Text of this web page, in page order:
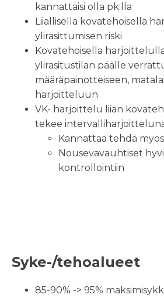
kannattaisi olla pk:lla
Liiallisella kovatehoisella
ylirasittumisen riski
Kovatehoisella
ylirasitustilan päälle
määräpainotteiseen,
harjoitteluun
VK- harjoittelu liian
tekee
Kannattaa tehdä
Nousevavauhtiset
kontrollointiin
Syke-/tehoalueet
85-90% -> 95%